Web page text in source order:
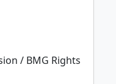
/ BMG Rights